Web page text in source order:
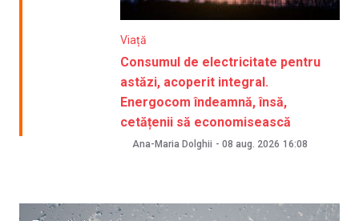
Viață
Consumul de electricitate pentru
astăzi, acoperit integral.
Energocom îndeamnă, însă,
cetățenii să economisească
Ana-Maria Dolghii - 08 aug. 2026 16:08